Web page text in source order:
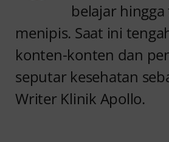
belajar
menipis. Saat ini
konten-konten dan
seputar kesehatan
Writer Klinik Apollo.